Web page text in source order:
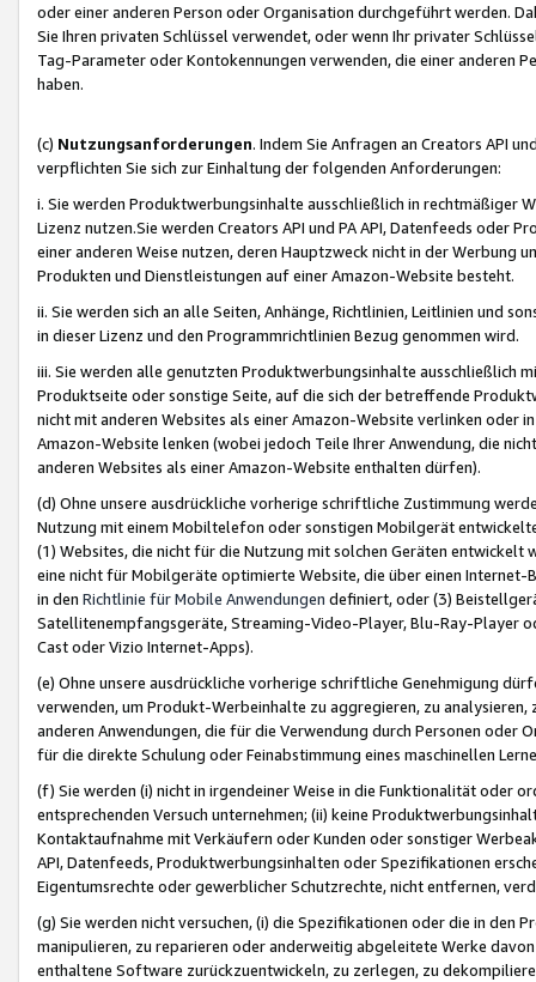
oder einer anderen Person oder Organisation durchgeführt werden.
Sie Ihren privaten Schlüssel verwendet, oder wenn Ihr privater
Tag-Parameter oder Kontokennungen verwenden, die einer anderen
haben.
(c) Nutzungsanforderungen. Indem Sie Anfragen an Creators API
verpflichten Sie sich zur Einhaltung der folgenden Anforderungen:
i. Sie werden Produktwerbungsinhalte ausschließlich in rechtmäßiger
Lizenz nutzen.Sie werden Creators API und PA API, Datenfeeds oder
einer anderen Weise nutzen, deren Hauptzweck nicht in der Werbung
Produkten und Dienstleistungen auf einer Amazon-Website besteht.
ii. Sie werden sich an alle Seiten, Anhänge, Richtlinien, Leitlinien und
in dieser Lizenz und den Programmrichtlinien Bezug genommen wird.
iii. Sie werden alle genutzten Produktwerbungsinhalte ausschließlich
Produktseite oder sonstige Seite, auf die sich der betreffende
nicht mit anderen Websites als einer Amazon-Website verlinken oder
Amazon-Website lenken (wobei jedoch Teile Ihrer Anwendung, die
anderen Websites als einer Amazon-Website enthalten dürfen).
(d) Ohne unsere ausdrückliche vorherige schriftliche Zustimmung
Nutzung mit einem Mobiltelefon oder sonstigen Mobilgerät
(1) Websites, die nicht für die Nutzung mit solchen Geräten
eine nicht für Mobilgeräte optimierte Website, die über einen
in den Richtlinie für Mobile Anwendungen definiert, oder (3)
Satellitenempfangsgeräte, Streaming-Video-Player, Blu-Ray-Player
Cast oder Vizio Internet-Apps).
(e) Ohne unsere ausdrückliche vorherige schriftliche Genehmigung
verwenden, um Produkt-Werbeinhalte zu aggregieren, zu
anderen Anwendungen, die für die Verwendung durch Personen
für die direkte Schulung oder Feinabstimmung eines maschinellen
(f) Sie werden (i) nicht in irgendeiner Weise in die Funktionalität oder
entsprechenden Versuch unternehmen; (ii) keine
Kontaktaufnahme mit Verkäufern oder Kunden oder sonstiger
API, Datenfeeds, Produktwerbungsinhalten oder Spezifikationen
Eigentumsrechte oder gewerblicher Schutzrechte, nicht entfernen,
(g) Sie werden nicht versuchen, (i) die Spezifikationen oder die in
manipulieren, zu reparieren oder anderweitig abgeleitete Werke
enthaltene Software zurückzuentwickeln, zu zerlegen, zu